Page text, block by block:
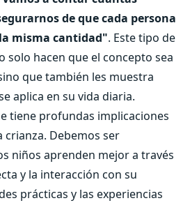
de que cada persona
misma cantidad". Este tipo de
solo hacen que el concepto sea
que también les muestra
aplica en su vida diaria.
tiene profundas implicaciones
crianza. Debemos ser
niños aprenden mejor a través
y la interacción con su
prácticas y las experiencias